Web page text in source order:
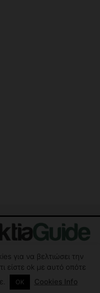
Όροι χρήσης
για να βελτιώσει την
είστε ok με αυτό οπότε
ΟΚ Cookies Info